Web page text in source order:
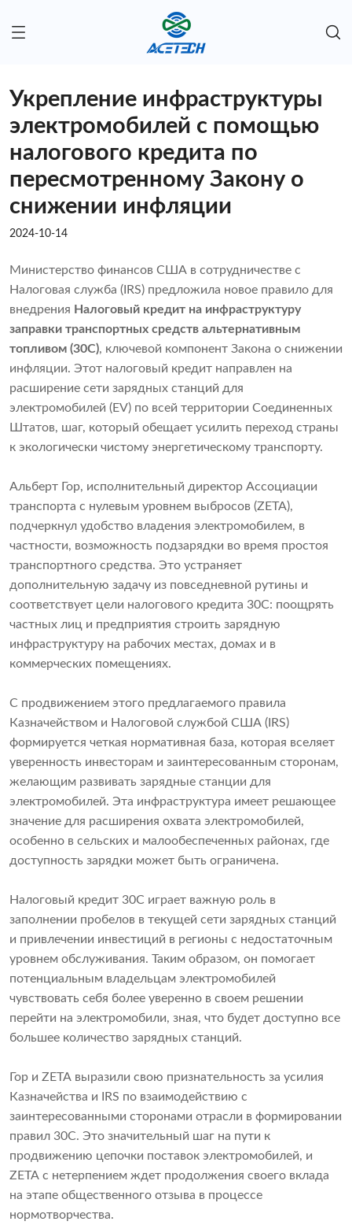
Укрепление инфраструктуры
электромобилей с помощью
налогового кредита по
пересмотренному Закону о
снижении инфляции
2024-10-14
Министерство финансов США в сотрудничестве с
Налоговая служба (IRS) предложила новое правило для
внедрения Налоговый кредит на инфраструктуру
заправки транспортных средств альтернативным
топливом (30C), ключевой компонент Закона о снижении
инфляции. Этот налоговый кредит направлен на
расширение сети зарядных станций для
электромобилей (EV) по всей территории Соединенных
Штатов, шаг, который обещает усилить переход страны
к экологически чистому энергетическому транспорту.
Альберт Гор, исполнительный директор Ассоциации
транспорта с нулевым уровнем выбросов (ZETA),
подчеркнул удобство владения электромобилем, в
частности, возможность подзарядки во время простоя
транспортного средства. Это устраняет
дополнительную задачу из повседневной рутины и
соответствует цели налогового кредита 30C: поощрять
частных лиц и предприятия строить зарядную
инфраструктуру на рабочих местах, домах и в
коммерческих помещениях.
С продвижением этого предлагаемого правила
Казначейством и Налоговой службой США (IRS)
формируется четкая нормативная база, которая вселяет
уверенность инвесторам и заинтересованным сторонам,
желающим развивать зарядные станции для
электромобилей. Эта инфраструктура имеет решающее
значение для расширения охвата электромобилей,
особенно в сельских и малообеспеченных районах, где
доступность зарядки может быть ограничена.
Налоговый кредит 30C играет важную роль в
заполнении пробелов в текущей сети зарядных станций
и привлечении инвестиций в регионы с недостаточным
уровнем обслуживания. Таким образом, он помогает
потенциальным владельцам электромобилей
чувствовать себя более уверенно в своем решении
перейти на электромобили, зная, что будет доступно все
большее количество зарядных станций.
Гор и ZETA выразили свою признательность за усилия
Казначейства и IRS по взаимодействию с
заинтересованными сторонами отрасли в формировании
правил 30C. Это значительный шаг на пути к
продвижению цепочки поставок электромобилей, и
ZETA с нетерпением ждет продолжения своего вклада
на этапе общественного отзыва в процессе
нормотворчества.